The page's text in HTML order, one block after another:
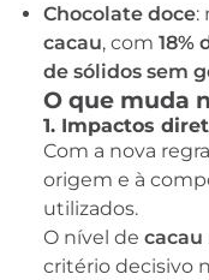
Chocolate doce:
cacau, com 18%
de sólidos sem
O que muda
1. Impactos
Com a nova
origem e à
utilizados.
O nível de cacau
critério decisivo